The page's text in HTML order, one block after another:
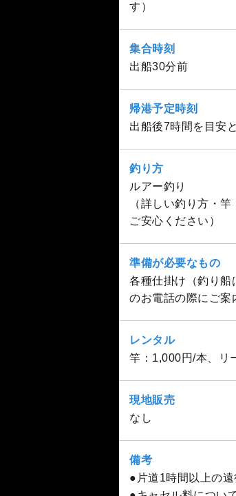
す）
集合時刻
出船30分前
帰港予定時刻
出船後7時間を目安
釣り方
ルアー釣り
（詳しい釣り方・
ご安心ください）
準備が必要なもの
各種仕掛け（釣り船
のお電話の際にご案
レンタル
竿：1,000円/本、リ
現地販売
なし
備考
●片道1時間以上の